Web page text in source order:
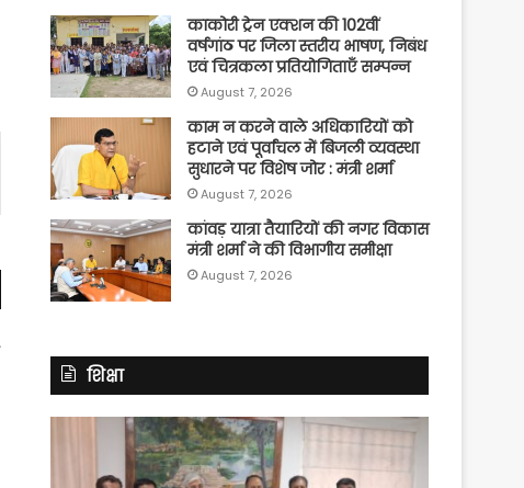
काकोरी ट्रेन एक्शन की 102वीं
वर्षगांठ पर जिला स्तरीय भाषण, निबंध
एवं चित्रकला प्रतियोगिताएँ सम्पन्न
August 7, 2026
काम न करने वाले अधिकारियों को
हटाने एवं पूर्वांचल में बिजली व्यवस्था
सुधारने पर विशेष जोर : मंत्री शर्मा
August 7, 2026
कांवड़ यात्रा तैयारियों की नगर विकास
मंत्री शर्मा ने की विभागीय समीक्षा
August 7, 2026
शिक्षा